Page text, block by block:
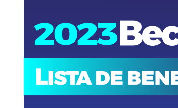
08 SEP 2025